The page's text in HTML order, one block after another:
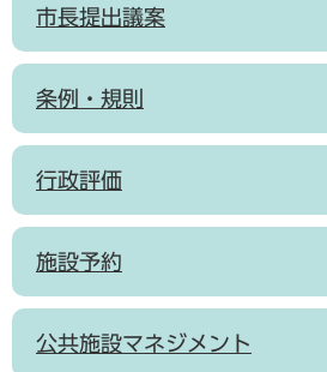
市長提出議案
条例・規則
行政評価
施設予約
公共施設マネジメント